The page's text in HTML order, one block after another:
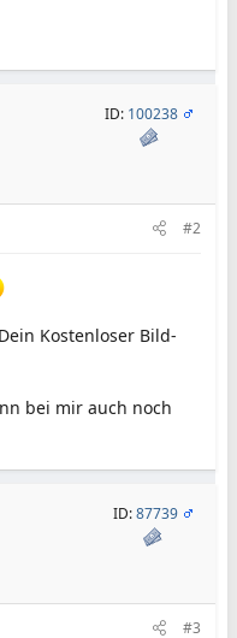
ID: 100238
#2
Kostenloser Bild-
bei mir auch noch
ID:87739
#3